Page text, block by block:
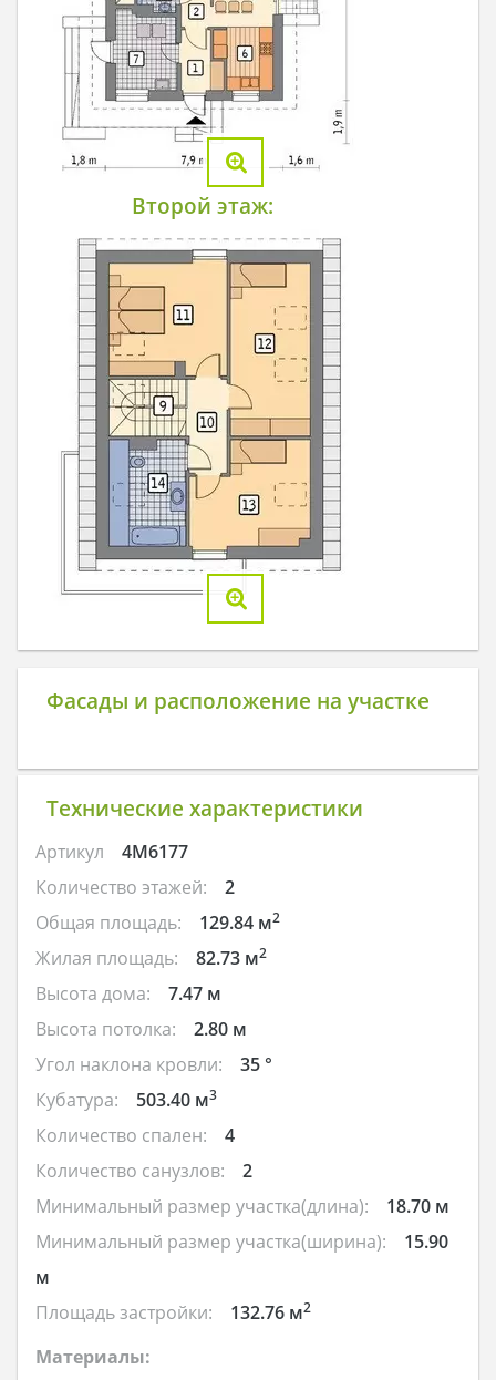
Второй этаж:
Фасады и расположение на участке
Технические характеристики
Артикул
4M6177
Количество этажей:
2
Общая площадь:
129.84 м2
Жилая площадь: 82.73 м2
Высота дома:
7.47 м
Высота потолка:
2.80 м
Угол наклона кровли:
35 °
Кубатура:
503.40 м3
Количество спален:
4
Количество санузлов:
2
Минимальный размер участка(длина):
18.70 м
Минимальный размер участка(ширина):
15.90
м
Площадь застройки:
132.76 м2
Материалы: